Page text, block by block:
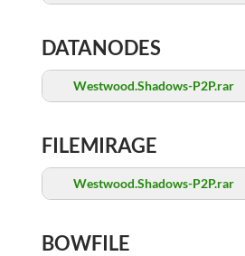
DATANODES
Westwood.Shadows-P2P.rar
FILEMIRAGE
Westwood.Shadows-P2P.rar
BOWFILE